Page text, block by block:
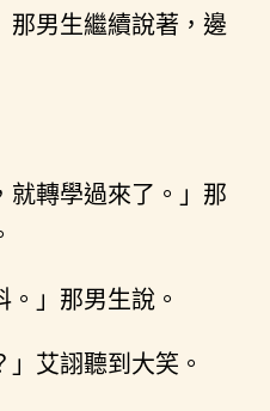
那男生繼續說著，邊
就轉學過來了。」那
。」那男生說。
」艾詡聽到大笑。